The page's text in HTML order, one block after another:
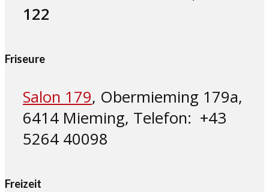
122
Friseure
Salon 179, Obermieming 179a,
6414 Mieming, Telefon: +43
5264 40098
Freizeit